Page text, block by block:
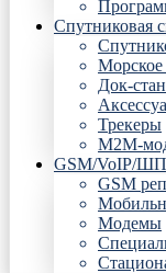
Спутниковая
Морское
Док-
Трекеры
М2М-
GSM/VoIP/
GSM
Модемы